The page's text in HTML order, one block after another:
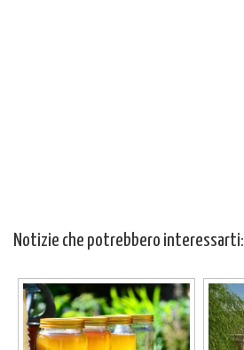
Notizie che potrebbero interessarti: